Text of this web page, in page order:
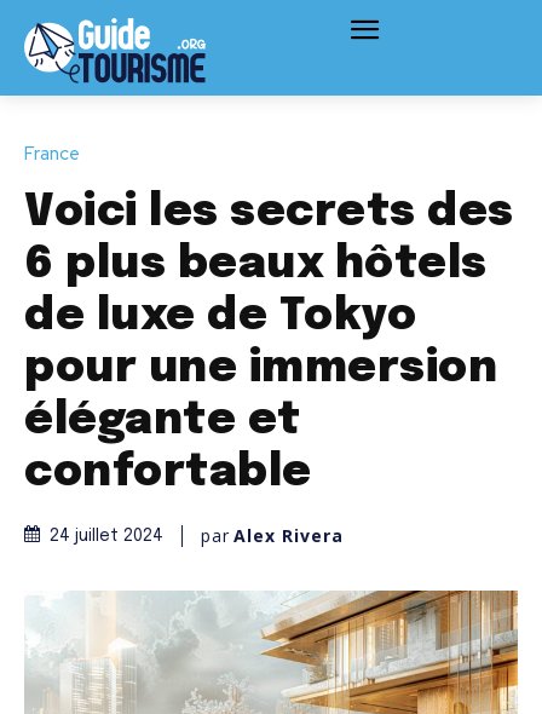
France
Voici les secrets des
6 plus beaux hôtels
de luxe de Tokyo
pour une immersion
élégante et
confortable
24 juillet 2024 par Alex Rivera